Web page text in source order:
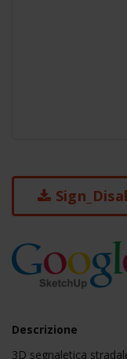
Descrizione
3D segnaletica